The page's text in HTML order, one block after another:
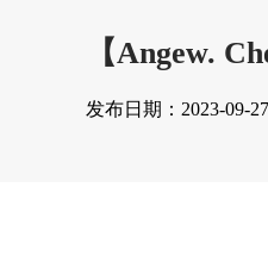
【Angew.
发布日期：2023-09-